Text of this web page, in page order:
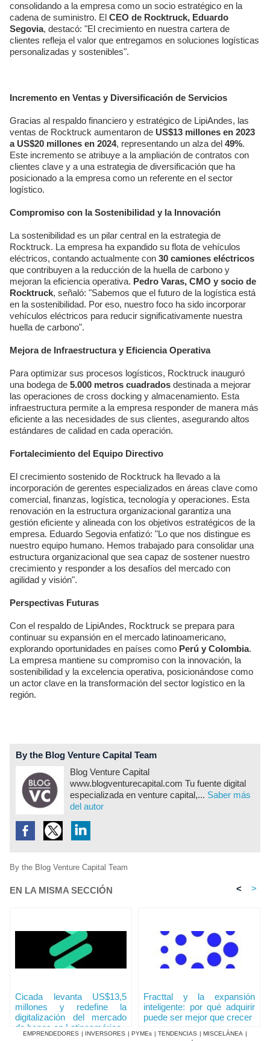
consolidando a la empresa como un socio estratégico en la
cadena de suministro. El CEO de Rocktruck, Eduardo
Segovia, destacó: "El crecimiento en nuestra cartera de
clientes refleja el valor que entregamos en soluciones logísticas
personalizadas y sostenibles".
Incremento en Ventas y Diversificación de Servicios
Gracias al respaldo financiero y estratégico de LipiAndes, las
ventas de Rocktruck aumentaron de US$13 millones en 2023
a US$20 millones en 2024, representando un alza del 49%.
Este incremento se atribuye a la ampliación de contratos con
clientes clave y a una estrategia de diversificación que ha
posicionado a la empresa como un referente en el sector
logístico.
Compromiso con la Sostenibilidad y la Innovación
La sostenibilidad es un pilar central en la estrategia de
Rocktruck. La empresa ha expandido su flota de vehículos
eléctricos, contando actualmente con 30 camiones eléctricos
que contribuyen a la reducción de la huella de carbono y
mejoran la eficiencia operativa. Pedro Varas, CMO y socio de
Rocktruck, señaló: "Sabemos que el futuro de la logística está
en la sostenibilidad. Por eso, nuestro foco ha sido incorporar
vehículos eléctricos para reducir significativamente nuestra
huella de carbono".
Mejora de Infraestructura y Eficiencia Operativa
Para optimizar sus procesos logísticos, Rocktruck inauguró
una bodega de 5.000 metros cuadrados destinada a mejorar
las operaciones de cross docking y almacenamiento. Esta
infraestructura permite a la empresa responder de manera más
eficiente a las necesidades de sus clientes, asegurando altos
estándares de calidad en cada operación.
Fortalecimiento del Equipo Directivo
El crecimiento sostenido de Rocktruck ha llevado a la
incorporación de gerentes especializados en áreas clave como
comercial, finanzas, logística, tecnología y operaciones. Esta
renovación en la estructura organizacional garantiza una
gestión eficiente y alineada con los objetivos estratégicos de la
empresa. Eduardo Segovia enfatizó: "Lo que nos distingue es
nuestro equipo humano. Hemos trabajado para consolidar una
estructura organizacional que sea capaz de sostener nuestro
crecimiento y responder a los desafíos del mercado con
agilidad y visión".
Perspectivas Futuras
Con el respaldo de LipiAndes, Rocktruck se prepara para
continuar su expansión en el mercado latinoamericano,
explorando oportunidades en países como Perú y Colombia.
La empresa mantiene su compromiso con la innovación, la
sostenibilidad y la excelencia operativa, posicionándose como
un actor clave en la transformación del sector logístico en la
región.
By the Blog Venture Capital Team
Blog Venture Capital
www.blogventurecapital.com Tu fuente digital
especializada en venture capital,... Saber más
del autor
By the Blog Venture Capital Team
EN LA MISMA SECCIÓN < >
Cicada levanta US$13,5
millones y redefine la
digitalización del mercado
de bonos en Latinoamérica
Fracttal y la expansión
inteligente: por qué adquirir
puede ser mejor que crecer
EMPRENDEDORES | INVERSORES | PYMEs | TENDENCIAS | MISCELÁNEA |